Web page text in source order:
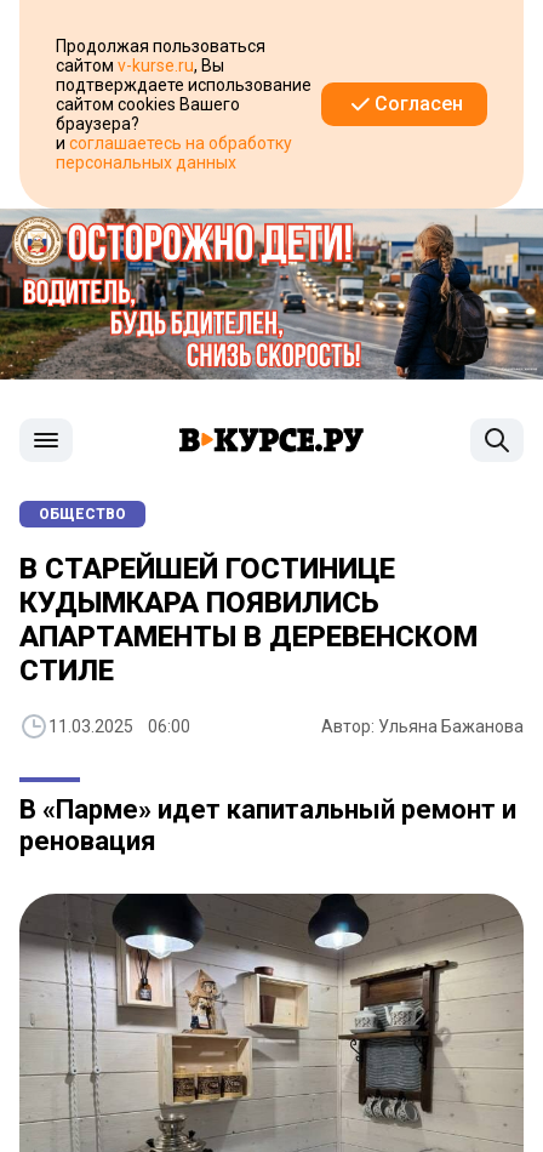
Продолжая пользоваться
сайтом v-kurse.ru, Вы
подтверждаете использование
сайтом cookies Вашего
браузера?
и соглашаетесь на обработку
персональных данных
Согласен
ОБЩЕСТВО
В СТАРЕЙШЕЙ ГОСТИНИЦЕ
КУДЫМКАРА ПОЯВИЛИСЬ
АПАРТАМЕНТЫ В ДЕРЕВЕНСКОМ
СТИЛЕ
11.03.2025 06:00 Автор: Ульяна Бажанова
В «Парме» идет капитальный ремонт и
реновация